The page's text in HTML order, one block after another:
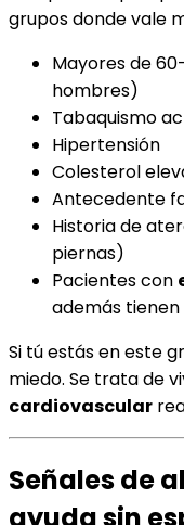
grupos donde vale
Mayores de
hombres)
Tabaquismo
Hipertensión
Colesterol
Antecedente
Historia de
piernas)
Pacientes con
además
Si tú estás en este
miedo. Se trata de
cardiovascular
Señales de